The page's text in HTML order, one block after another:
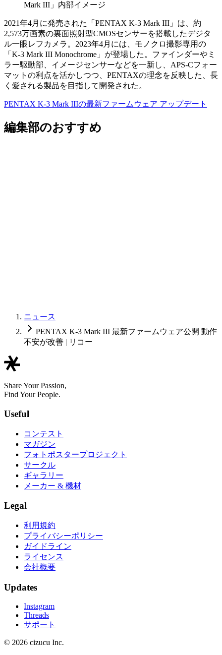
Mark III」内部イメージ
2021年4月に発売された「PENTAX K-3 Mark III」は、約
2,573万画素の裏面照射型CMOSセンサーを搭載したデジタ
ル一眼レフカメラ。2023年4月には、モノクロ撮影専用の
「K-3 Mark III Monochrome」が登場した。ファインダーやミ
ラー駆動部、イメージセンサーなどを一新し、APS-Cフォー
マットの利点を活かしつつ、PENTAXの理念を反映した、長
く愛される製品を目指して開発された。
PENTAX K-3 Mark IIIの最新ファームウェア アップデート
編集部のおすすめ
ニュース
PENTAX K-3 Mark III 最新ファームウェア公開 動作
不安が改善 | リコー
Share Your Passion,
Find Your People.
Useful
コンテスト
マガジン
フォトポスタープロジェクト
サークル
ギャラリー
メーカー & 機材
Legal
利用規約
プライバシーポリシー
ガイドライン
ライセンス
会社概要
Updates
Instagram
Threads
サポート
© 2026 cizucu Inc.